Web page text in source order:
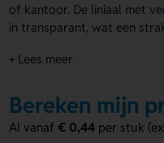
of kantoor. De liniaal met
in transparant, wat een
op de voorzijde in full
unieke uitstraling!
Voordelen van de
+ Lees meer
Bereken mijn
Al vanaf€ 0,44 per stuk